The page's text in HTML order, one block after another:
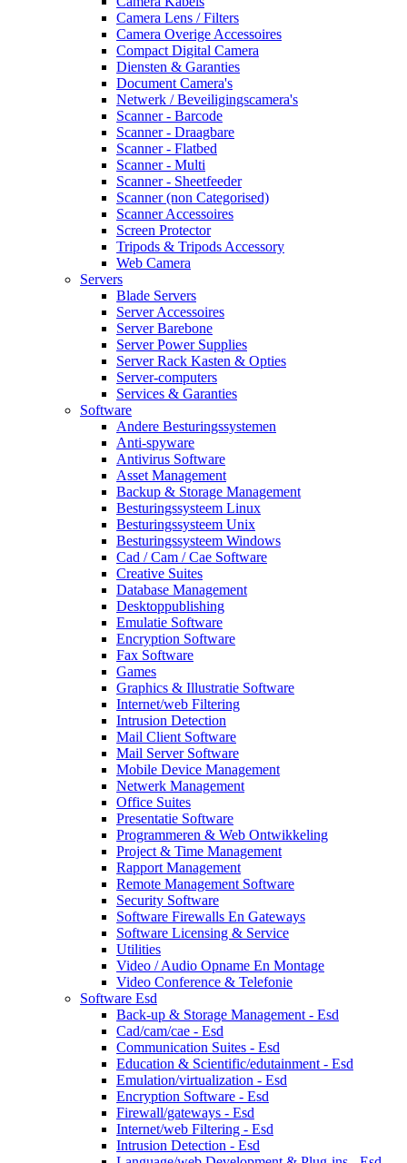
Camera Lens / Filters
Camera Overige Accessoires
Compact Digital Camera
Diensten & Garanties
Document Camera's
Netwerk / Beveiligingscamera's
Scanner - Barcode
Scanner - Draagbare
Scanner - Flatbed
Scanner - Multi
Scanner - Sheetfeeder
Scanner (non Categorised)
Scanner Accessoires
Screen Protector
Tripods & Tripods Accessory
Web Camera
Servers
Blade Servers
Server Accessoires
Server Barebone
Server Power Supplies
Server Rack Kasten & Opties
Server-computers
Services & Garanties
Software
Andere Besturingssystemen
Anti-spyware
Antivirus Software
Asset Management
Backup & Storage Management
Besturingssysteem Linux
Besturingssysteem Unix
Besturingssysteem Windows
Cad / Cam / Cae Software
Creative Suites
Database Management
Desktoppublishing
Emulatie Software
Encryption Software
Fax Software
Games
Graphics & Illustratie Software
Internet/web Filtering
Intrusion Detection
Mail Client Software
Mail Server Software
Mobile Device Management
Netwerk Management
Office Suites
Presentatie Software
Programmeren & Web Ontwikkeling
Project & Time Management
Rapport Management
Remote Management Software
Security Software
Software Firewalls En Gateways
Software Licensing & Service
Utilities
Video / Audio Opname En Montage
Video Conference & Telefonie
Software Esd
Back-up & Storage Management - Esd
Cad/cam/cae - Esd
Communication Suites - Esd
Education & Scientific/edutainment - Esd
Emulation/virtualization - Esd
Encryption Software - Esd
Firewall/gateways - Esd
Internet/web Filtering - Esd
Intrusion Detection - Esd